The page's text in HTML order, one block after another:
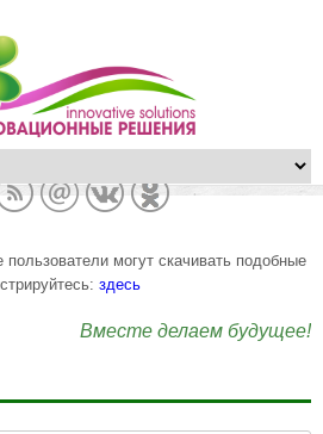
пользователи могут скачивать подобные
здесь
Вместе делаем будущее!